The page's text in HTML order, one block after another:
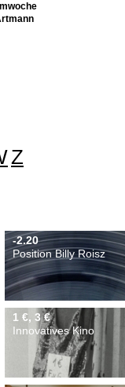
Z
-2.20
Position Billy Roisz
1 €, 3 €
Innovatives Kino